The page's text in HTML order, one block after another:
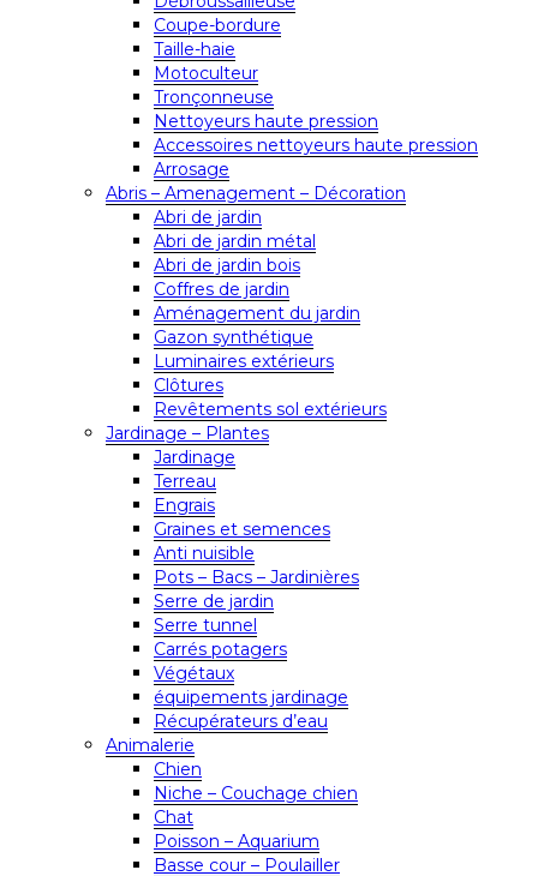
Coupe-bordure
Taille-haie
Motoculteur
Tronçonneuse
Nettoyeurs haute pression
Accessoires nettoyeurs haute pression
Arrosage
Abris – Amenagement – Décoration
Abri de jardin
Abri de jardin métal
Abri de jardin bois
Coffres de jardin
Aménagement du jardin
Gazon synthétique
Luminaires extérieurs
Clôtures
Revêtements sol extérieurs
Jardinage – Plantes
Jardinage
Terreau
Engrais
Graines et semences
Anti nuisible
Pots – Bacs – Jardinières
Serre de jardin
Serre tunnel
Carrés potagers
Végétaux
équipements jardinage
Récupérateurs d’eau
Animalerie
Chien
Niche – Couchage chien
Chat
Poisson – Aquarium
Basse cour – Poulailler